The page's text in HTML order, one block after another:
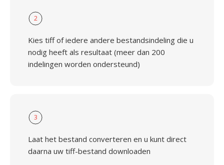
2
Kies tiff of iedere andere bestandsindeling die u
nodig heeft als resultaat (meer dan 200
indelingen worden ondersteund)
3
Laat het bestand converteren en u kunt direct
daarna uw tiff-bestand downloaden